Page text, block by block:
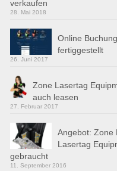
verkaufen
28. Mai 2018
Online
fertiggestellt
26. Juni 2017
Zone Lasertag
auch leasen
27. Februar 2017
Angebot: Zone
Lasertag
gebraucht
11. September 2016